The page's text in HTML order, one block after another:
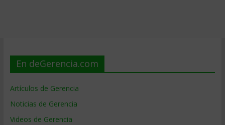
En deGerencia.com
Artículos de Gerencia
Noticias de Gerencia
Videos de Gerencia